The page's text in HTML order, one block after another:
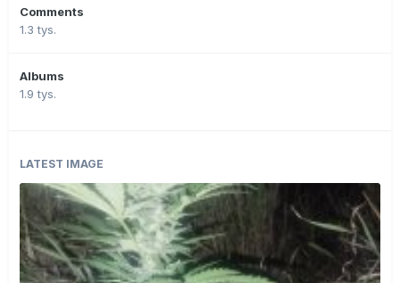
Comments
1.3 tys.
Albums
1.9 tys.
LATEST IMAGE